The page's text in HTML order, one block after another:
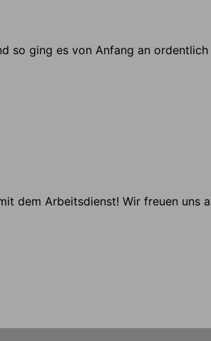
so ging es von Anfang an ordentlich
dem Arbeitsdienst! Wir freuen uns